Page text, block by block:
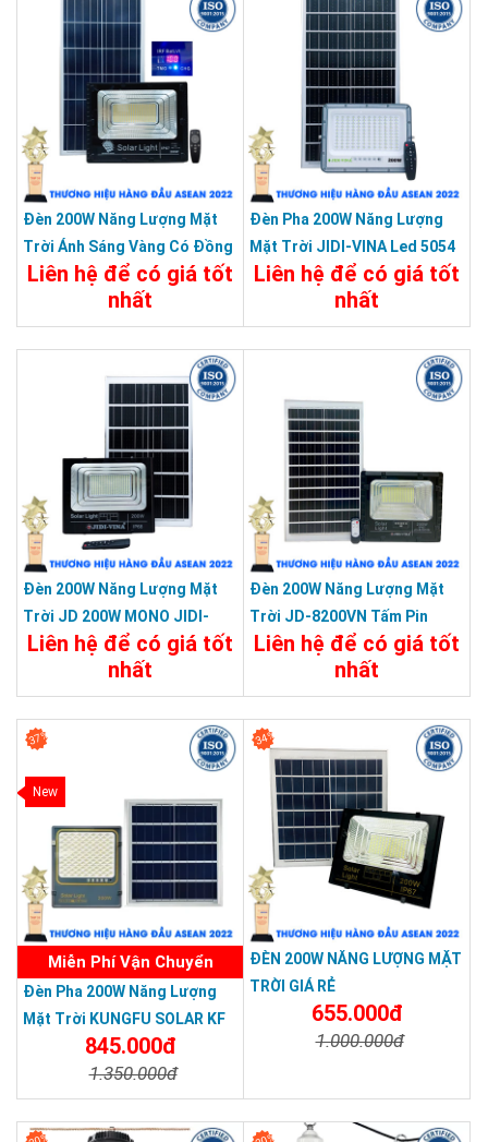
Đèn 200W Năng Lượng Mặt
Trời Ánh Sáng Vàng Có Đồng
Hồ Hiển Thị Pin LED 88200
Liên hệ để có giá tốt
nhất
Đèn Pha 200W Năng Lượng
Mặt Trời JIDI-VINA Led 5054
Siêu Sáng Góc Rộng JD
7200VN MONO
Liên hệ để có giá tốt
nhất
Đèn 200W Năng Lượng Mặt
Trời JD 200W MONO JIDI-
VINA
Liên hệ để có giá tốt
nhất
Đèn 200W Năng Lượng Mặt
Trời JD-8200VN Tấm Pin
Mono JIDI-VINA
Liên hệ để có giá tốt
nhất
New
37%
Miễn Phí Vận Chuyển
Đèn Pha 200W Năng Lượng
Mặt Trời KUNGFU SOLAR KF
03.SL 200W845.000đ
1.350.000đ
34%
ĐÈN 200W NĂNG LƯỢNG MẶT
TRỜI GIÁ RẺ
655.000đ
1.000.000đ